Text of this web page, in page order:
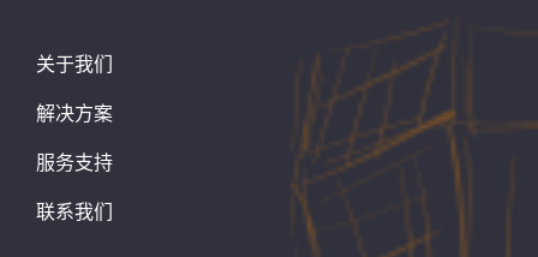
关于我们
解决方案
服务支持
联系我们